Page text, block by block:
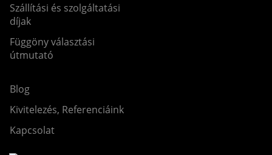
Szállítási és szolgáltatási
díjak
Függöny választási
útmutató
Blog
Kivitelezés, Referenciáink
Kapcsolat